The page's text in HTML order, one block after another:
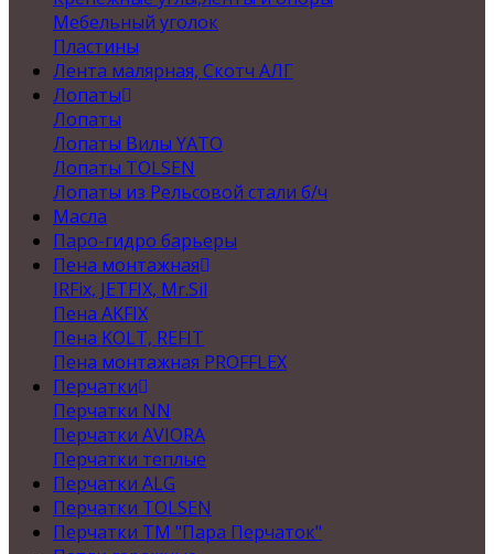
Мебельный уголок
Пластины
Лента малярная, Скотч АЛГ
Лопаты
Лопаты
Лопаты Вилы YATO
Лопаты TOLSEN
Лопаты из Рельсовой стали б/ч
Масла
Паро-гидро барьеры
Пена монтажная
IRFix, JETFIX, Mr.Sil
Пена AKFIX
Пена KOLT, REFIT
Пена монтажная PROFFLEX
Перчатки
Перчатки NN
Перчатки AVIORA
Перчатки теплые
Перчатки ALG
Перчатки TOLSEN
Перчатки ТМ "Пара Перчаток"